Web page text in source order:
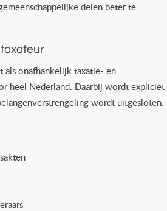
delen beter te
als onafhankelijk taxatie- en
heel Nederland. Daarbij wordt expliciet
wordt uitgesloten.